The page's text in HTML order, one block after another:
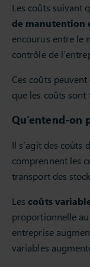
Les coûts suivant
de manutention
encourus entre le
contrôle de
Ces coûts
que les coûts sont
Qu’entend-on
Il s’agit des coûts
comprennent les
transport des
Lescoûts
proportionnelle au
entreprise
variables